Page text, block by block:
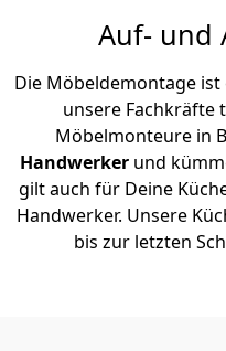
Auf- und
Die Möbeldemontage ist
unsere Fachkräfte
Möbelmonteure in
Handwerker und
gilt auch für Deine
Handwerker. Unsere
bis zur letzten